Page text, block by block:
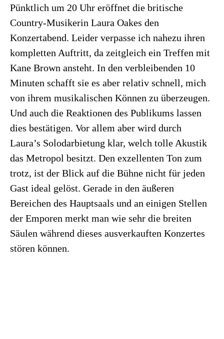
Pünktlich um 20 Uhr eröffnet die britische
Country-Musikerin Laura Oakes den
Konzertabend. Leider verpasse ich nahezu ihren
kompletten Auftritt, da zeitgleich ein Treffen mit
Kane Brown ansteht. In den verbleibenden 10
Minuten schafft sie es aber relativ schnell, mich
von ihrem musikalischen Können zu überzeugen.
Und auch die Reaktionen des Publikums lassen
dies bestätigen. Vor allem aber wird durch
Laura’s Solodarbietung klar, welch tolle Akustik
das Metropol besitzt. Den exzellenten Ton zum
trotz, ist der Blick auf die Bühne nicht für jeden
Gast ideal gelöst. Gerade in den äußeren
Bereichen des Hauptsaals und an einigen Stellen
der Emporen merkt man wie sehr die breiten
Säulen während dieses ausverkauften Konzertes
stören können.